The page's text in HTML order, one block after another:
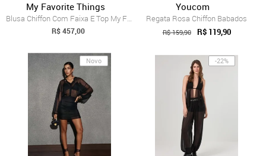
My Favorite Things
Blusa Chiffon Com Faixa E Top My Favorite Things
R$ 457,00
Youcom
Regata Rosa Chiffon Babados
R$ 159,90 R$ 119,90
Novo -22%